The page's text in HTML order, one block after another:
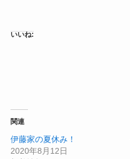
いいね:
関連
伊藤家の夏休み！
2020年8月12日